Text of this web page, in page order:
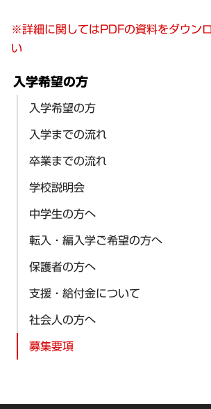
※詳細に関してはPDFの資料をダウン
い
入学希望の方
入学希望の方
入学までの流れ
卒業までの流れ
学校説明会
中学生の方へ
転入・編入学ご希望の方へ
保護者の方へ
支援・給付金について
社会人の方へ
募集要項